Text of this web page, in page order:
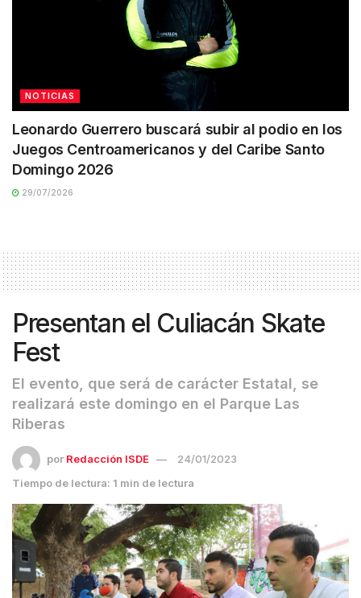
NOTICIAS
Leonardo Guerrero buscará subir al podio en los
Juegos Centroamericanos y del Caribe Santo
Domingo 2026
29/07/2026
Presentan el Culiacán Skate
Fest
El evento, que será de carácter Estatal, se
realizará este domingo en el Parque Las
Riberas
por Redacción ISDE
24/01/2023
Tiempo de lectura: 1 min de lectura